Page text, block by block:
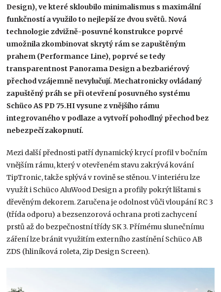
Design), ve které skloubilo minimalismus s maximální
funkčností a využilo to nejlepší ze dvou světů. Nová
technologie zdvižně-posuvné konstrukce poprvé
umožnila zkombinovat skrytý rám se zapuštěným
prahem (Performance Line), poprvé se tedy
transparentnost Panorama Design a bezbariérový
přechod vzájemně nevylučují. Mechatronicky ovládaný
zapuštěný práh se při otevření posuvného systému
Schüco AS PD 75.HI vysune z vnějšího rámu
integrovaného v podlaze a vytvoří pohodlný přechod bez
nebezpečí zakopnutí.
Mezi další přednosti patří dynamický krycí profil v bočním
vnějším rámu, který v otevřeném stavu zakrývá kování
TipTronic, takže splývá v rovině se stěnou. V interiéru lze
využít i Schüco AluWood Design a profily pokrýt lištami s
dřevěným dekorem. Zaručena je odolnost vůči vloupání RC 3
(třída odporu) a bezsenzorová ochrana proti zachycení
prstů až do bezpečnostní třídy SK 3. Přímému slunečnímu
záření lze bránit využitím externího zastínění Schüco AB
ZDS (hliníková roleta, Zip Design Screen).